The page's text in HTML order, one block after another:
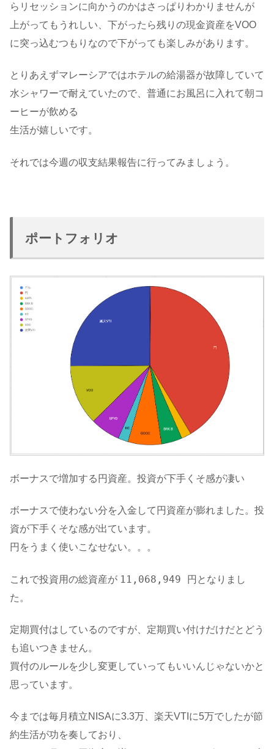
らリセッションに向かうのかはさっぱりわかりませんが
上がってもうれしい、下がったら残りの現金資産をVOO
に突っ込むつもりなので下がっても楽しみがあります。
とりあえずマレーシアではホテルの給湯器が故障していて
水シャワーで耐えていたので、普通にお風呂に入れて朝コ
ーヒーが飲める
生活が嬉しいです。
それでは今週の収支結果報告に行ってみましょう。
ポートフォリオ
ボーナスで増加する円資産。投資が下手くそ感が凄い
ボーナスで使わない分を入金して円資産が膨れました。投
資が下手くそな感が出ています。
円をうまく使いこなせない。。。
これで投資用の総資産が 11,068,949
円となりまし
た。
定期買付はしているのですが、定期買い付けだけだとどう
も追いつきません。
買付のルールを少し変更していってもいいんじゃないかと
思っています。
今までは毎月積立NISAに3.3万、楽天VTIに5万でしたが節
約生活が功を奏しており、